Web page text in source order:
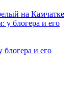
на Камчатке
и его